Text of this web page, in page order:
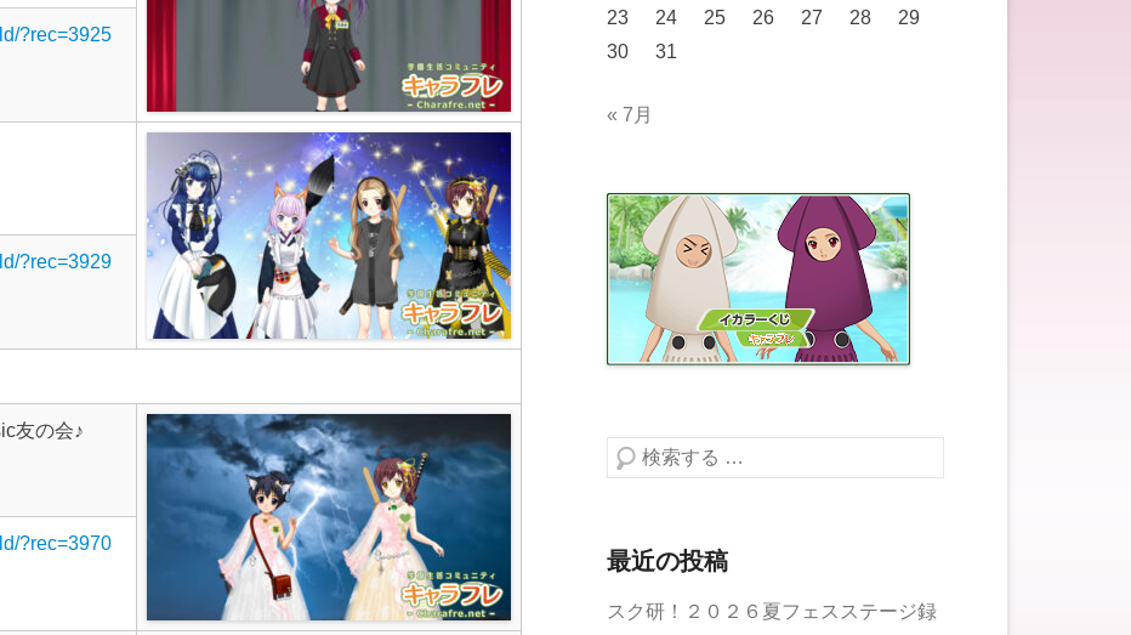
?rec=3925
?rec=3929
友の会♪
?rec=3970
23
24 25 26 27 28
29
30
31
« 7月
検索する
最近の投稿
スク研！２０２６夏フェスステージ録